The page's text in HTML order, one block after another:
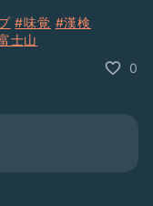
#味覚 #漢検
士山
0